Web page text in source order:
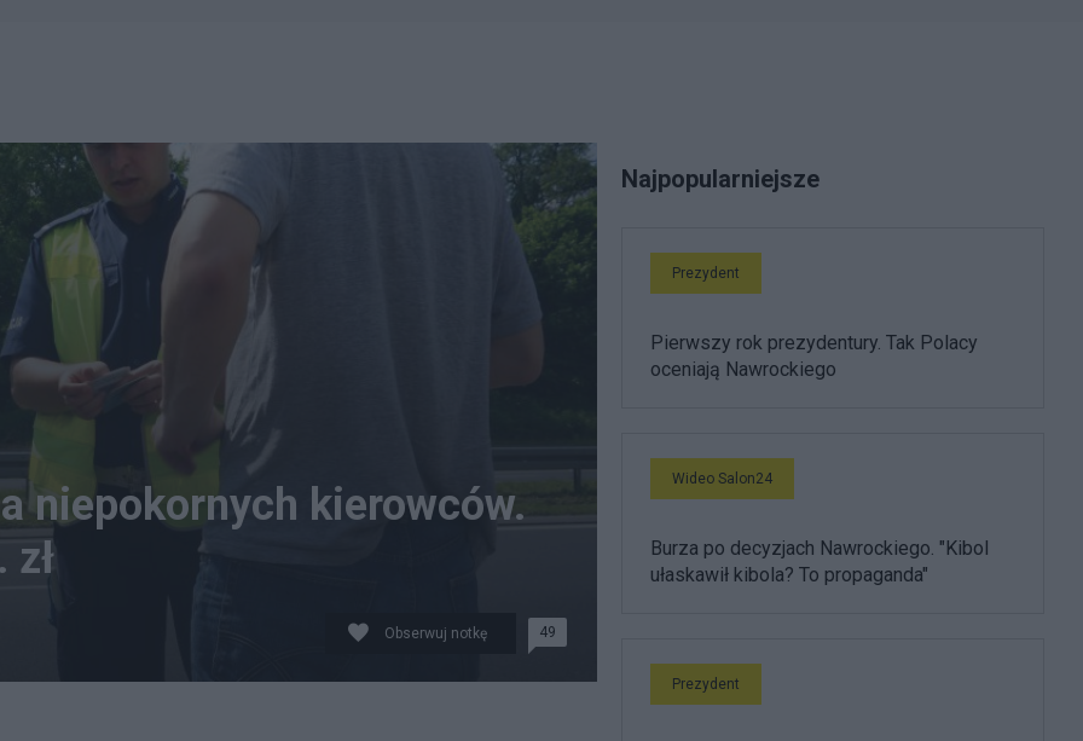
niepokornych kierowców.
Obserwuj notkę 49
Najpopularniejsze
Prezydent
Pierwszy rok prezydentury. Tak Polacy
oceniają Nawrockiego
Wideo Salon24
Burza po decyzjach Nawrockiego. "Kibol
ułaskawił kibola? To propaganda"
Prezydent